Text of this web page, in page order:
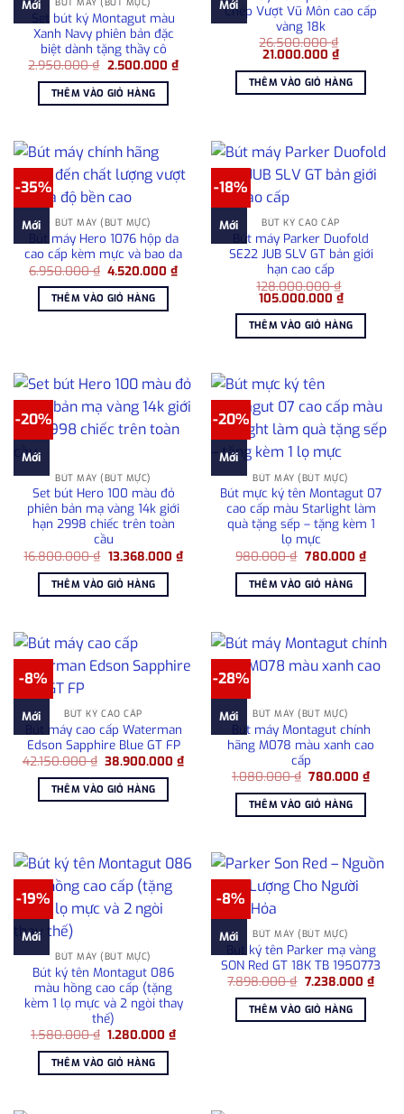
Mới BÚT MÁY (BÚT MỰC)
Set bút ký Montagut màu
Xanh Navy phiên bản đặc
biệt dành tặng thầy cô
2.950.000₫ Giá
là:
2.950.000 ₫.
2.500.000 ₫Giá
hiện
THÊM VÀO GIỎ HÀNG
Mới
Chép Vượt Vũ Môn cao cấp
vàng 18k
26.500.000₫
Giá
là:
26.500.000 ₫.
21.000.000 ₫Giá
hiện
tại
là:
THÊM VÀO GIỎ HÀNG
-35%
Mới BÚT MÁY (BÚT MỰC)
Bút máy Hero 1076 hộp da
cao cấp kèm mực và bao da
6.950.000₫ Giá
là:
6.950.000 ₫.
4.520.000₫Giá
hiện
4.520.000 ₫.
THÊM VÀO GIỎ HÀNG
-18%
Mới BÚT KÝ CAO CẤP
Bút máy Parker Duofold
SE22 JUB SLV GT bản giới
hạn cao cấp
128.000.000₫
Giá
là:
128.000.000 ₫.
105.000.000 ₫Giá
hiện
tại
là:
THÊM VÀO GIỎ HÀNG
-20%
Mới
BÚT MÁY (BÚT MỰC)
Set bút Hero 100 màu đỏ
phiên bản mạ vàng 14k giới
hạn 2998 chiếc trên toàn
cầu
16.800.000₫ Giá
là:
16.800.000 ₫.
13.368.000 ₫Giá
hiện
13.368.000 ₫.
THÊM VÀO GIỎ HÀNG
-20%
Mới
BÚT MÁY (BÚT MỰC)
Bút mực ký tên Montagut 07
cao cấp màu Starlight làm
quà tặng sếp – tặng kèm 1
lọ mực
980.000₫ Giá
là:
980.000 ₫.
780.000 ₫Giá
hiện
THÊM VÀO GIỎ HÀNG
-8%
Mới BÚT KÝ CAO CẤP
Bút máy cao cấp Waterman
Edson Sapphire Blue GT FP
42.150.000₫ Giá
là:
42.150.000 ₫.
38.900.000₫Giá
hiện
38.900.000 ₫.
THÊM VÀO GIỎ HÀNG
-28%
Mới BÚT MÁY (BÚT MỰC)
Bút máy Montagut chính
hãng M078 màu xanh cao
cấp
1.080.000₫ Giá
là:
1.080.000 ₫.
780.000₫Giá
hiện
THÊM VÀO GIỎ HÀNG
-19%
Mới
BÚT MÁY (BÚT MỰC)
Bút ký tên Montagut 086
màu hồng cao cấp (tặng
kèm 1 lọ mực và 2 ngòi thay
thế)
1.580.000₫ Giá
là:
1.580.000 ₫.
1.280.000₫Giá
THÊM VÀO GIỎ HÀNG
-8%
Mới BÚT MÁY (BÚT MỰC)
Bút ký tên Parker mạ vàng
SON Red GT 18K TB 1950773
7.898.000₫ Giá
là:
7.898.000 ₫.
7.238.000 ₫Giá
THÊM VÀO GIỎ HÀNG